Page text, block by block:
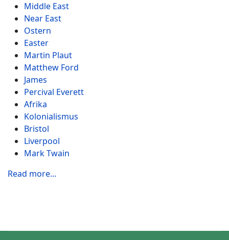
Middle East
Near East
Ostern
Easter
Martin Plaut
Matthew Ford
James
Percival Everett
Afrika
Kolonialismus
Bristol
Liverpool
Mark Twain
Read more...